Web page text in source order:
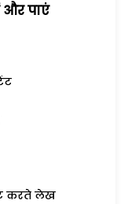
और पाएं
करते लेख